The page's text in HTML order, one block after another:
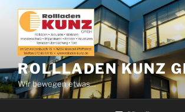
Zum
Inhalt
springen
ROLLLADEN KUNZ
Wir bewegen etwas…